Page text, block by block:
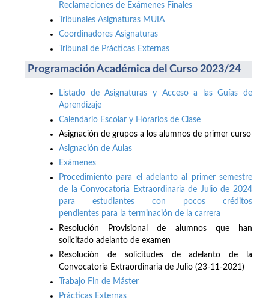
Reclamaciones de Exámenes Finales
Tribunales Asignaturas MUIA
Coordinadores Asignaturas
Tribunal de Prácticas Externas
Programación Académica del Curso 2023/24
Listado de Asignaturas y Acceso a las Guías de
Aprendizaje
Calendario Escolar y Horarios de Clase
Asignación de grupos a los alumnos de primer curso
Asignación de Aulas
Exámenes
Procedimiento para el adelanto al primer semestre
de la Convocatoria Extraordinaria de Julio de 2024
para estudiantes con pocos créditos
pendientes para la terminación de la carrera
Resolución Provisional de alumnos que han
solicitado adelanto de examen
Resolución de solicitudes de adelanto de la
Convocatoria Extraordinaria de Julio (23-11-2021)
Trabajo Fin de Máster
Prácticas Externas